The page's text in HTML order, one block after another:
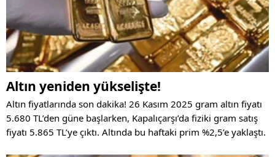
Altın yeniden yükselişte!
Altın fiyatlarında son dakika! 26 Kasım 2025 gram altın fiyatı
5.680 TL’den güne başlarken, Kapalıçarşı’da fiziki gram satış
fiyatı 5.865 TL’ye çıktı. Altında bu haftaki prim %2,5’e yaklaştı.